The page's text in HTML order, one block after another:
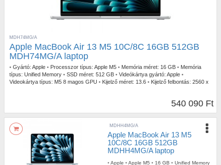
MDH74MG/A
Apple MacBook Air 13 M5 10C/8C 16GB 512GB
MDH74MG/A laptop
• Gyártó: Apple • Processzor típus: Apple M5 • Memória méret: 16 GB • Memória
típus: Unified Memory • SSD méret: 512 GB • Videókártya gyártó: Apple •
Videokártya típus: M5 8 magos GPU • Kijelző méret: 13.6 • Kijelző felbontás: 2560 x
540 090 Ft
MDHH4MG/A
Apple MacBook Air 13 M5
10C/8C 16GB 512GB
MDHH4MG/A laptop
• Apple • Apple M5 • 16 GB • Unified Memory